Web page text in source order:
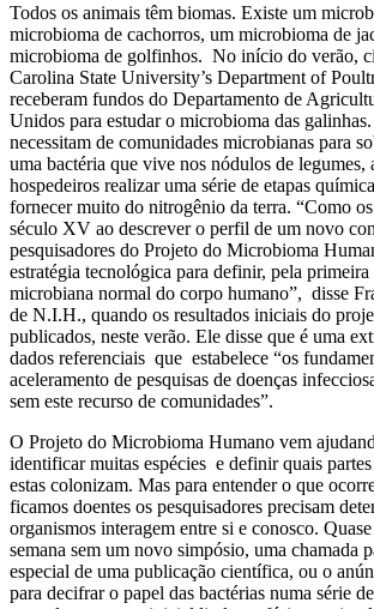
Todos os animais têm biomas. Existe um
microbioma de cachorros, um microbioma de
microbioma de golfinhos. No início do verão,
Carolina State University’s Department of
receberam fundos do Departamento de
Unidos para estudar o microbioma das
necessitam de comunidades microbianas para
uma bactéria que vive nos nódulos de legumes,
hospedeiros realizar uma série de etapas
fornecer muito do nitrogênio da terra. “Como
século XV ao descrever o perfil de um novo
pesquisadores do Projeto do Microbioma
estratégia tecnológica para definir, pela
microbiana normal do corpo humano”, disse
de N.I.H., quando os resultados iniciais do
publicados, neste verão. Ele disse que é uma
dados referenciais que estabelece “os
aceleramento de pesquisas de doenças
sem este recurso de comunidades”.
O Projeto do Microbioma Humano vem
identificar muitas espécies e definir quais
estas colonizam. Mas para entender o que
ficamos doentes os pesquisadores precisam
organismos interagem entre si e conosco. Quase
semana sem um novo simpósio, uma chamada
especial de uma publicação científica, ou o
para decifrar o papel das bactérias numa série